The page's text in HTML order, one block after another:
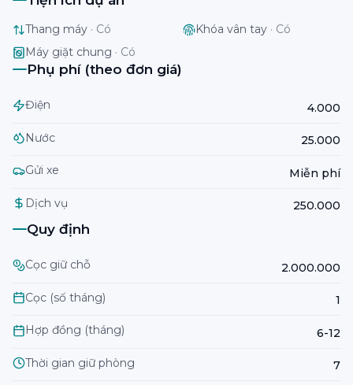
Thang máy · Có Khóa vân tay · Có
Máy giặt chung · Có
Phụ phí (theo đơn giá)
Điện 4.000
Nước 25.000
Gửi xe Miễn phí
Dịch vụ 250.000
Quy định
Cọc giữ chỗ 2.000.000
Cọc (số tháng) 1
Hợp đồng (tháng) 6-12
Thời gian giữ phòng 7